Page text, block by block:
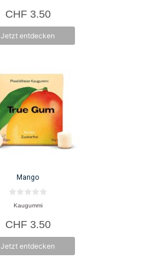
n
5
CHF3.50
Jetzt entdecken
Mango
n
5
Kaugummi
CHF3.50
Jetzt entdecken